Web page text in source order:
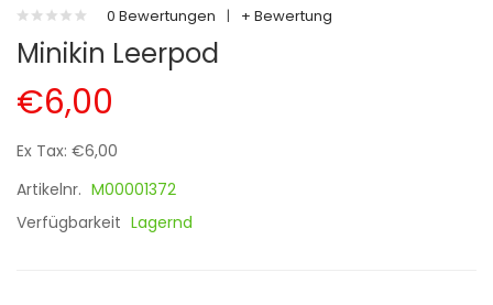
0 Bewertungen | + Bewertung
Minikin Leerpod
€6,00
Ex Tax: €6,00
Artikelnr. M00001372
Verfügbarkeit Lagernd